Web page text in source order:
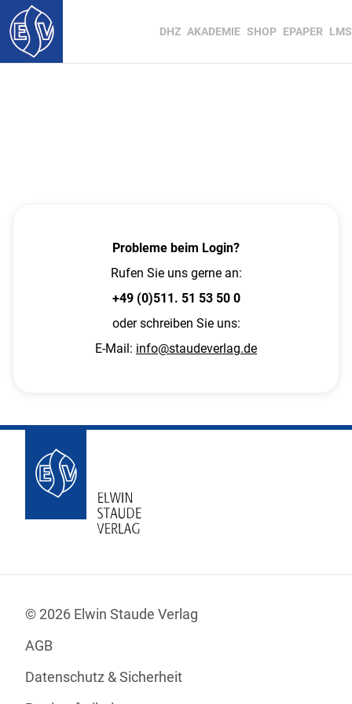
DHZ AKADEMIE SHOP EPAPER LMS
Probleme beim Login?
Rufen Sie uns gerne an:
+49 (0)511. 51 53 50 0
oder schreiben Sie uns:
E-Mail: info@staudeverlag.de
© 2026 Elwin Staude Verlag
AGB
Datenschutz & Sicherheit